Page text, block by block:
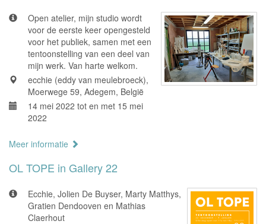
Open atelier, mijn studio wordt
voor de eerste keer opengesteld
voor het publiek, samen met een
tentoonstelling van een deel van
mijn werk. Van harte welkom.
ecchie (eddy van meulebroeck),
Moerwege 59, Adegem, België
14 mei 2022 tot en met 15 mei
2022
Meer informatie
OL TOPE in Gallery 22
Ecchie, Jolien De Buyser, Marty Matthys,
Gratien Dendooven en Mathias
Claerhout